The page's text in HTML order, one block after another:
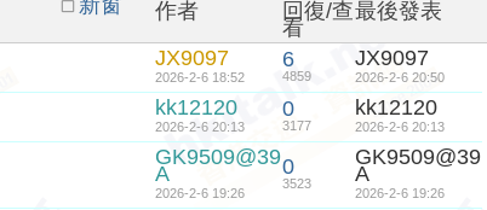
新窗
作者 回復/查
看
最後發表
JX9097
2026-2-6 18:52
6
4859
JX9097
2026-2-6 20:50
kk12120
2026-2-6 20:13
0
3177
kk12120
2026-2-6 20:13
GK9509@39
A
2026-2-6 19:26
0
3523
GK9509@39
A
2026-2-6 19:26